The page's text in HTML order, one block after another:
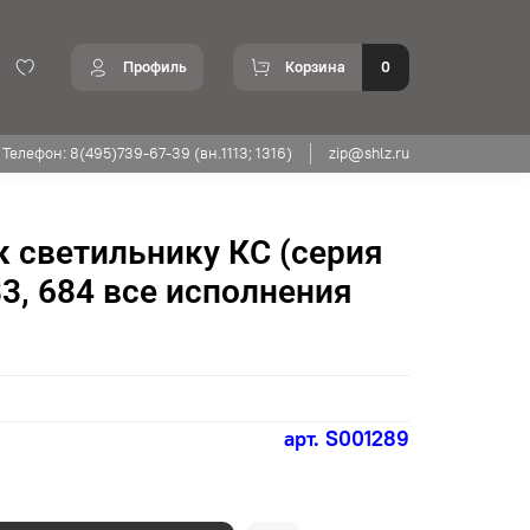
Профиль Корзина 0
Телефон: 8(495)739-67-39 (вн.1113; 1316) zip@shlz.ru
арт. S001289
светильнику КС (серия
684 все исполнения